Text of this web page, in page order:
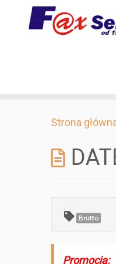
Strona
Brutto
Promocja: